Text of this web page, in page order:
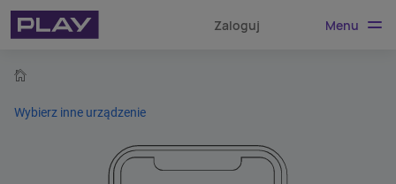
Zaloguj Menu
Wybierz inne urządzenie